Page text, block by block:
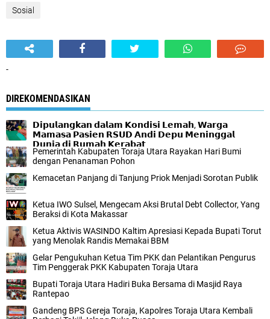
Sosial
-
DIREKOMENDASIKAN
𝗗𝗶𝗽𝘂𝗹𝗮𝗻𝗴𝗸𝗮𝗻 𝗱𝗮𝗹𝗮𝗺 𝗞𝗼𝗻𝗱𝗶𝘀𝗶 𝗟𝗲𝗺𝗮𝗵, 𝗪𝗮𝗿𝗴𝗮
𝗠𝗮𝗺𝗮𝘀𝗮 𝗣𝗮𝘀𝗶𝗲𝗻 𝗥𝗦𝗨𝗗 𝗔𝗻𝗱𝗶 𝗗𝗲𝗽𝘂 𝗠𝗲𝗻𝗶𝗻𝗴𝗴𝗮𝗹
𝗗𝘂𝗻𝗶𝗮 𝗱𝗶 𝗥𝘂𝗺𝗮𝗵 𝗞𝗲𝗿𝗮𝗯𝗮𝘁
Pemerintah Kabupaten Toraja Utara Rayakan Hari Bumi
dengan Penanaman Pohon
Kemacetan Panjang di Tanjung Priok Menjadi Sorotan Publik
Ketua IWO Sulsel, Mengecam Aksi Brutal Debt Collector, Yang
Beraksi di Kota Makassar
Ketua Aktivis WASINDO Kaltim Apresiasi Kepada Bupati Torut
yang Menolak Randis Memakai BBM
Gelar Pengukuhan Ketua Tim PKK dan Pelantikan Pengurus
Tim Penggerak PKK Kabupaten Toraja Utara
Bupati Toraja Utara Hadiri Buka Bersama di Masjid Raya
Rantepao
Gandeng BPS Gereja Toraja, Kapolres Toraja Utara Kembali